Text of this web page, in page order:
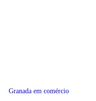
Granada em comércio